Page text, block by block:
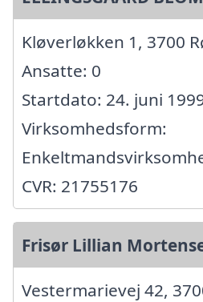
Kløverløkken 1, 3700
Ansatte: 0
Startdato: 24. juni
Virksomhedsform:
CVR: 21755176
Frisør Lillian
Vestermarievej 42,